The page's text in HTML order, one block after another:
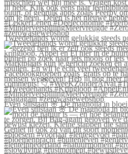
Tweedehands wordt gelukkig steeds
Even stilstaan 🌸 De magnolia in